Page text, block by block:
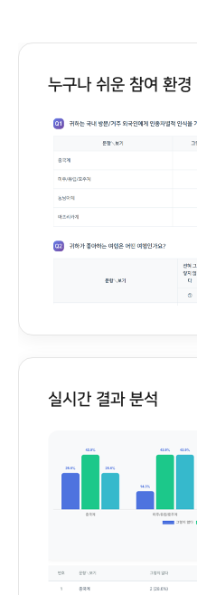
누구나 쉬운 참여 환경
실시간 결과 분석